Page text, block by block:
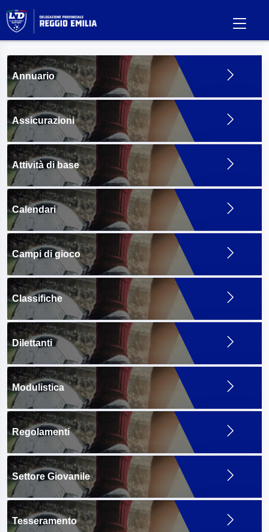
Annuario
Assicurazioni
Attività di base
Calendari
Campi di gioco
Classifiche
Dilettanti
Modulistica
Regolamenti
Settore Giovanile
Tesseramento